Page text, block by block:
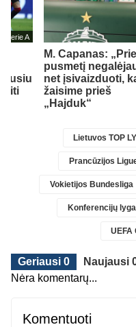
Serie A
M. Capanas:
pusmetį
net įsivaizduoti,
žaisime prieš
„Hajduk“
Lietuvos TOP
Prancūzijos
Vokietijos Bundesliga
Konferencijų lyga
UEFA
Geriausi 0 Naujausi
Nėra komentarų...
Komentuoti